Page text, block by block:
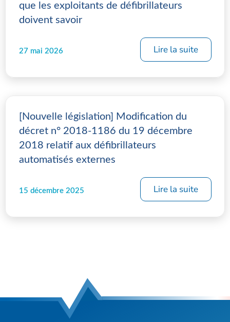
que les exploitants de défibrillateurs
doivent savoir
27 mai 2026 Lire la suite
[Nouvelle législation] Modification du
décret n° 2018-1186 du 19 décembre
2018 relatif aux défibrillateurs
automatisés externes
15 décembre 2025 Lire la suite